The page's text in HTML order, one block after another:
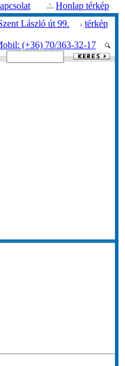
Honlap térkép
László út 99. térkép
(+36) 70/363-32-17